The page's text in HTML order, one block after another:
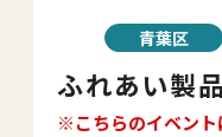
青葉区
ふれあい製
※こちらのイベント